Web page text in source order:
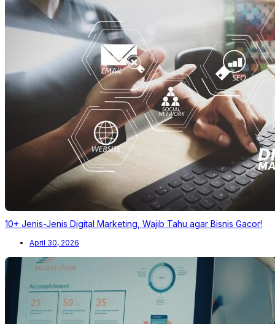
10+ Jenis-Jenis Digital Marketing, Wajib Tahu agar Bisnis Gacor!
April 30, 2026